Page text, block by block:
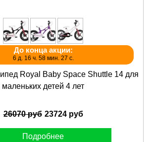
До конца акции:
6 д. 16 ч. 58 мин. 27 с.
Royal Baby Space Shuttle 14 для
маленьких детей 4 лет
26070 руб 23724 руб
Подробнее